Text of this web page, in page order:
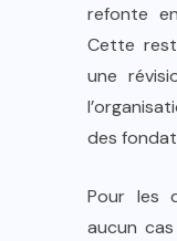
refonte
Cette
une
des
Pour les
aucun